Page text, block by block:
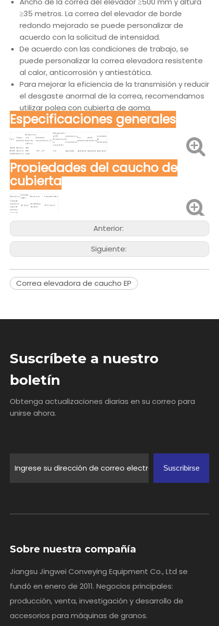
≥35 metros. La correa del elevador de borde
redondo mejorado se puede personalizar de
acuerdo con la solicitud de intensidad.
De acuerdo con las condiciones de trabajo, se
puede personalizar la correa elevadora resistente
al calor, anticorrosión y antiestática.
Para mejorar la eficiencia de la transmisión y reducir
el desgaste anormal de la correa, recomendamos
utilizar polea con cubierta de goma.
Especificaciones generales
Tipo
Cuerpo
estructura
Resistencia
a la
tracción
(N/mm)
Ambiente
temperatura（℃）
Alargamiento
@ 10%
Resistencia a
la
tracción(%)
resistencia a
la
temperatura
Frío
resistencia
aceite
resistencia
retardante
de
inflamación
600YP 3EP+1CC
600
-20～+70
≤1,6 operación operación operación operación
800YP 4EP+1CC
800
1000YP5EP+1CC 1000
Propiedades del caucho de
cubierta
Elementos
Valor del
índice
Elementos
Valor del índice
Capa de
carcasa a
capa de
carcasa
4,5 (mp)
pérdida por
abrasión
≤150（mm3）
Capa de
Resistencia
a la
de fricción
de fricción
alcalinas
Anterior:
Siguiente:
Correa elevadora de caucho EP
Suscríbete a nuestro
boletín
Obtenga actualizaciones diarias en su correo para
unirse ahora.
Suscribirse
Sobre nuestra compañía
Jiangsu Jingwei Conveying Equipment Co., Ltd se
fundó en enero de 2011. Negocios principales:
producción, venta, investigación y desarrollo de
accesorios para máquinas de granos.